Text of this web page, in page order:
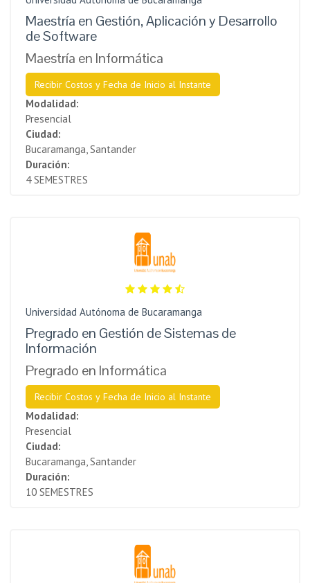
Maestría en Gestión, Aplicación y Desarrollo
de Software
Maestría en Informática
Recibir Costos y Fecha de Inicio al Instante
Modalidad:
Presencial
Ciudad:
Bucaramanga, Santander
Duración:
4 SEMESTRES
Universidad Autónoma de Bucaramanga
Pregrado en Gestión de Sistemas de
Información
Pregrado en Informática
Recibir Costos y Fecha de Inicio al Instante
Modalidad:
Presencial
Ciudad:
Bucaramanga, Santander
Duración:
10 SEMESTRES